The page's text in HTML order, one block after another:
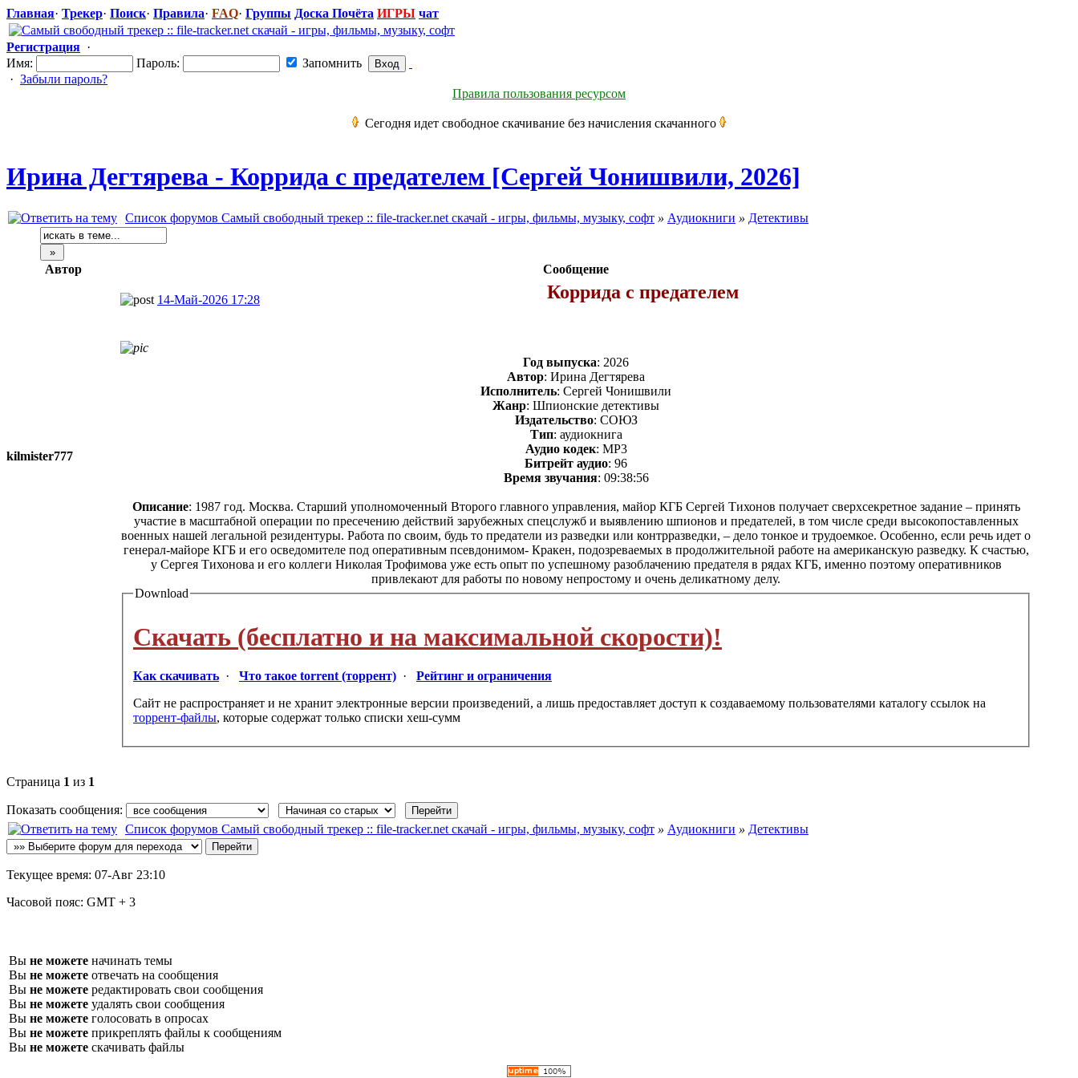
Главная· Трекер· Поиск· Правила· FAQ· Группы Доска Почёта чат
Регистрация ·
Имя:
Пароль:
Запомнить
· Забыли пароль?
Правила пользования ресурсом
Сегодня идет свободное скачивание без начисления скачанного
Ирина Дегтярева - Коррида с предателем [Сергей Чонишвили, 2026]
Список форумов Самый свободный трекер :: file-tracker.net скачай - игры, фильмы, музыку, софт » Аудиокниги » Детективы
Автор Сообщение
kilmister777
14-Май-2026 17:28 Коррида с предателем
Год выпуска: 2026
Автор: Ирина Дегтярева
Исполнитель: Сергей Чонишвили
Жанр: Шпионские детективы
Издательство: СОЮЗ
Тип: аудиокнига
Аудио кодек: MP3
Битрейт аудио: 96
Время звучания: 09:38:56
Описание: 1987 год. Москва. Старший уполномоченный Второго главного управления, майор КГБ Сергей Тихонов получает сверхсекретное задание – принять
участие в масштабной операции по пресечению действий зарубежных спецслужб и выявлению шпионов и предателей, в том числе среди высокопоставленных
военных нашей легальной резидентуры. Работа по своим, будь то предатели из разведки или контрразведки, – дело тонкое и трудоемкое. Особенно, если речь идет о
генерал-майоре КГБ и его осведомителе под оперативным псевдонимом- Кракен, подозреваемых в продолжительной работе на американскую разведку. К счастью,
у Сергея Тихонова и его коллеги Николая Трофимова уже есть опыт по успешному разоблачению предателя в рядах КГБ, именно поэтому оперативников
привлекают для работы по новому непростому и очень деликатному делу.
Download
Скачать (бесплатно и на максимальной скорости)!
Как скачивать · Что такое torrent (торрент) · Рейтинг и ограничения
Сайт не распространяет и не хранит электронные версии произведений, а лишь предоставляет доступ к создаваемому пользователями каталогу ссылок на
торрент-файлы, которые содержат только списки хеш-сумм
Страница 1 из 1
Показать сообщения:
Список форумов Самый свободный трекер :: file-tracker.net скачай - игры, фильмы, музыку, софт » Аудиокниги » Детективы
Текущее время: 07-Авг 23:10
Часовой пояс: GMT + 3
Вы не можете начинать темы
Вы не можете отвечать на сообщения
Вы не можете редактировать свои сообщения
Вы не можете удалять свои сообщения
Вы не можете голосовать в опросах
Вы не можете прикреплять файлы к сообщениям
Вы не можете скачивать файлы